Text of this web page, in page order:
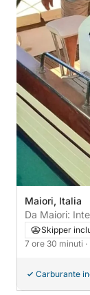
Maiori, Italia
Da Maiori:
Skipper
7 ore 30 minuti
Carburante